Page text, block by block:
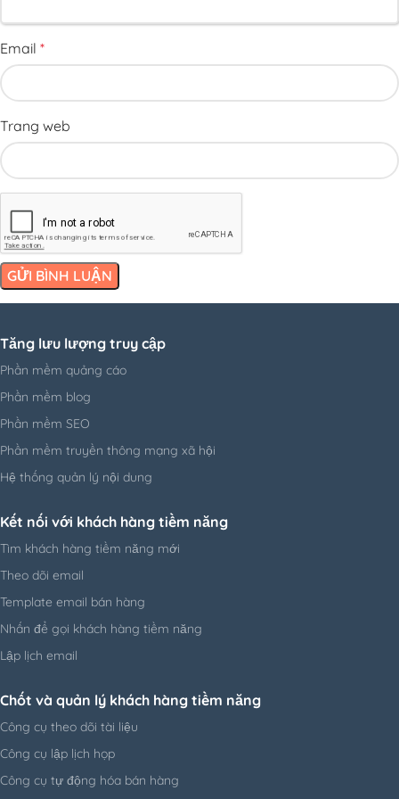
Hội An
Trước đây, công ty đã sử dụng một phần mềm CRM khác để
quản lý thông tin và liên lạc với khách hàng. Tuy nhiên, trong
Email *
Trang web
Tăng lưu lượng truy cập
Phần mềm quảng cáo
Phần mềm blog
Phần mềm SEO
Phần mềm truyền thông mạng xã hội
Hệ thống quản lý nội dung
Kết nối với khách hàng tiềm năng
Tìm khách hàng tiềm năng mới
Theo dõi email
Template email bán hàng
Nhấn để gọi khách hàng tiềm năng
Lập lịch email
Chốt và quản lý khách hàng tiềm năng
Công cụ theo dõi tài liệu
Công cụ lập lịch họp
Công cụ tự động hóa bán hàng